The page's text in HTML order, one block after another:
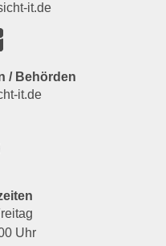
it.de
/ Behörden
it.de
Uhr